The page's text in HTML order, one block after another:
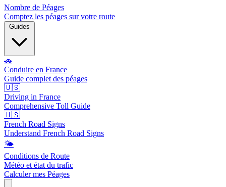
Nombre de Péages
Comptez les péages sur votre route
Guides
🚗
Conduire en France
Guide complet des péages
🇺🇸
Driving in France
Comprehensive Toll Guide
🇺🇸
French Road Signs
Understand French Road Signs
🌤️
Conditions de Route
Météo et état du trafic
Calculer mes Péages